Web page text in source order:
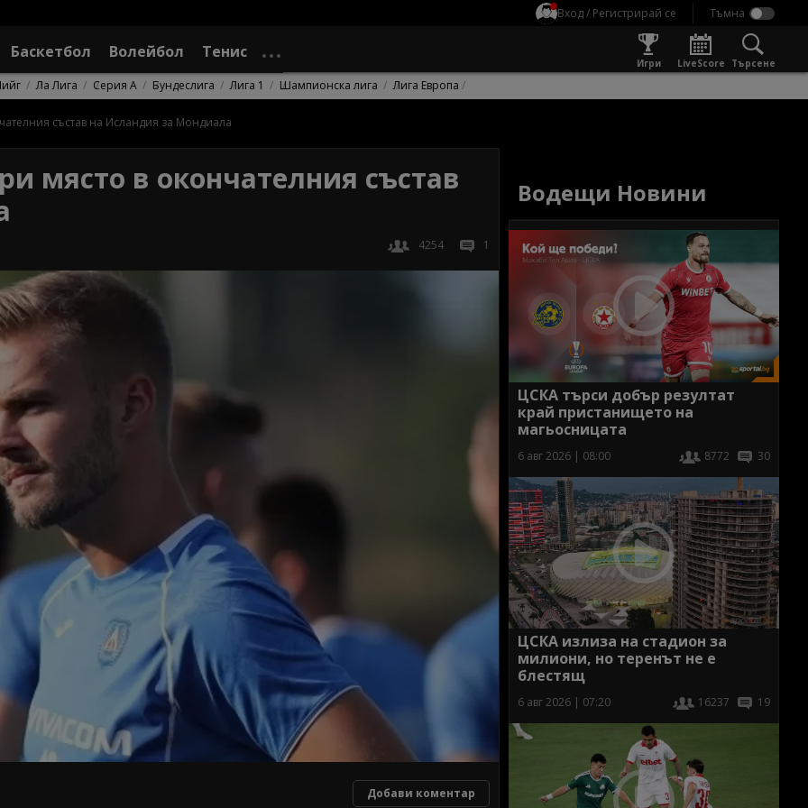
Вход / Регистрирай се
Баскетбол Волейбол Тенис
Игри LiveScore Търсене
Ла Лига Серия А Бундеслига Лига 1 Шампионска лига Лига Европа
състав на Исландия за Мондиала
място в окончателния състав
4254 1
Добави коментар
Водещи Новини
ЦСКА търси добър резултат
край пристанището на
магьосницата
6 авг 2026 | 08:00 8772 30
ЦСКА излиза на стадион за
милиони, но теренът не е
блестящ
6 авг 2026 | 07:20 16237 19